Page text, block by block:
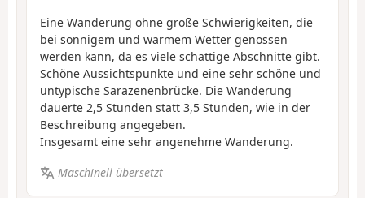
Eine Wanderung ohne große Schwierigkeiten, die
bei sonnigem und warmem Wetter genossen
werden kann, da es viele schattige Abschnitte gibt.
Schöne Aussichtspunkte und eine sehr schöne und
untypische Sarazenenbrücke. Die Wanderung
dauerte 2,5 Stunden statt 3,5 Stunden, wie in der
Beschreibung angegeben.
Insgesamt eine sehr angenehme Wanderung.
Maschinell übersetzt